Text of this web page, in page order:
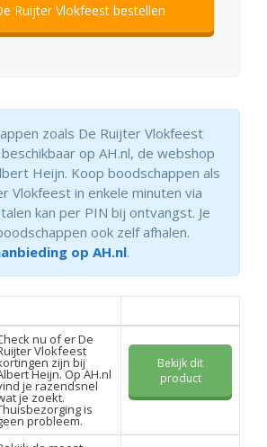
Ruijter Vlokfeest bestellen
zoals De Ruijter Vlokfeest
op AH.nl, de webshop
Heijn. Koop boodschappen als
Vlokfeest in enkele minuten via
kan per PIN bij ontvangst. Je
ook zelf afhalen.
op AH.nl.
nu of er De
Vlokfeest
zijn bij
Heijn. Op AH.nl
je razendsnel
je zoekt.
is
probleem.
Bekijk dit
product